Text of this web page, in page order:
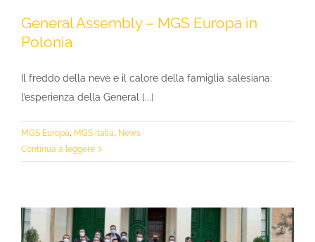
General Assembly – MGS Europa in
Polonia
Il freddo della neve e il calore della famiglia salesiana:
l’esperienza della General [...]
MGS Europa MGS Italia News
Continua a leggere